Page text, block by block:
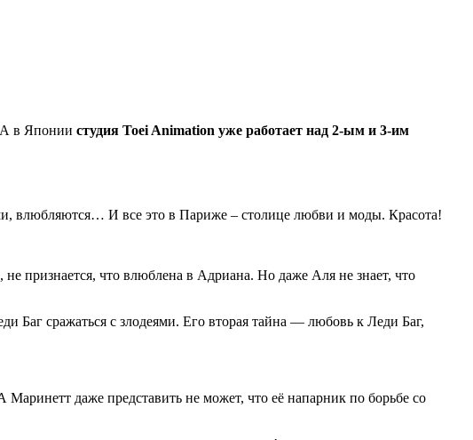
А в Японии студия Toei Animation уже работает над 2-ым и 3-им
влюбляются… И все это в Париже – столице любви и моды. Красота!
признается, что влюблена в Адриана. Но даже Аля не знает, что
Баг сражаться с злодеями. Его вторая тайна — любовь к Леди Баг,
Маринетт даже представить не может, что её напарник по борьбе со